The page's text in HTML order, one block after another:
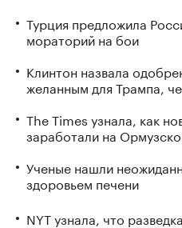
Турция предложила
мораторий на бои
Клинтон назвала
желанным для Трампа,
The Times узнала, как
заработали на
Ученые нашли
здоровьем печени
NYT узнала, что